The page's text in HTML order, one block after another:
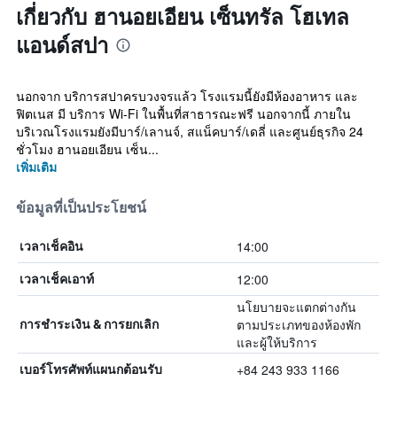
เกี่ยวกับ ฮานอยเอียน เซ็นทรัล โฮเทล
แอนด์สปา
นอกจาก บริการสปาครบวงจรแล้ว โรงแรมนี้ยังมีห้องอาหาร และ
ฟิตเนส มี บริการ Wi-Fi ในพื้นที่สาธารณะฟรี นอกจากนี้ ภายใน
บริเวณโรงแรมยังมีบาร์/เลานจ์, สแน็คบาร์/เดลี่ และศูนย์ธุรกิจ 24
ชั่วโมง ฮานอยเอียน เซ็น...
เพิ่มเติม
ข้อมูลที่เป็นประโยชน์
เวลาเช็คอิน 14:00
เวลาเช็คเอาท์ 12:00
การชำระเงิน & การยกเลิก
นโยบายจะแตกต่างกัน
ตามประเภทของห้องพัก
และผู้ให้บริการ
เบอร์โทรศัพท์แผนกต้อนรับ +84 243 933 1166